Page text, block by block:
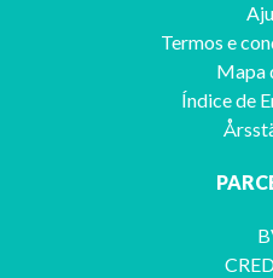
Termos e
Mapa
Índice de